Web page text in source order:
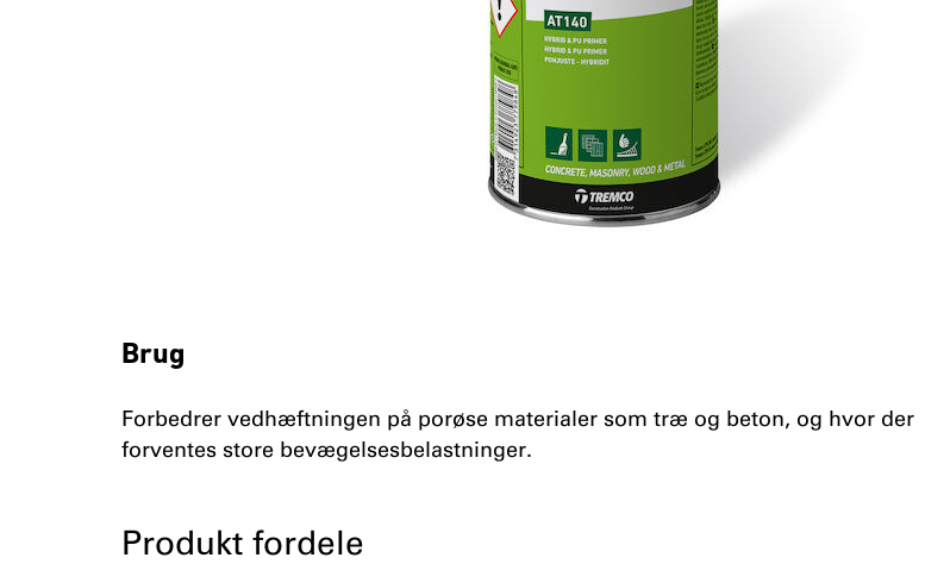
Brug
Forbedrer vedhæftningen på porøse materialer som træ og beton, og hvor der
forventes store bevægelsesbelastninger.
Produkt fordele